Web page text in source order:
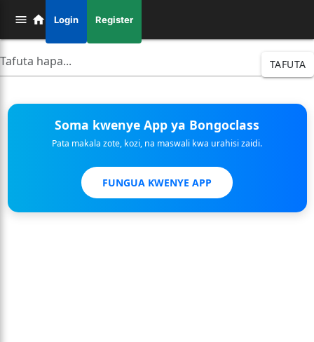
Login Register
TAFUTA
Soma kwenye App ya Bongoclass
Pata makala zote, kozi, na maswali kwa urahisi zaidi.
FUNGUA KWENYE APP